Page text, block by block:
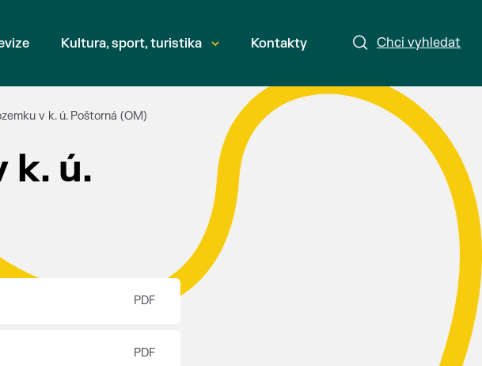
Chci vyhledat
Kultura, sport, turistika Kontakty
v k. ú. Poštorná (OM)
k. ú.